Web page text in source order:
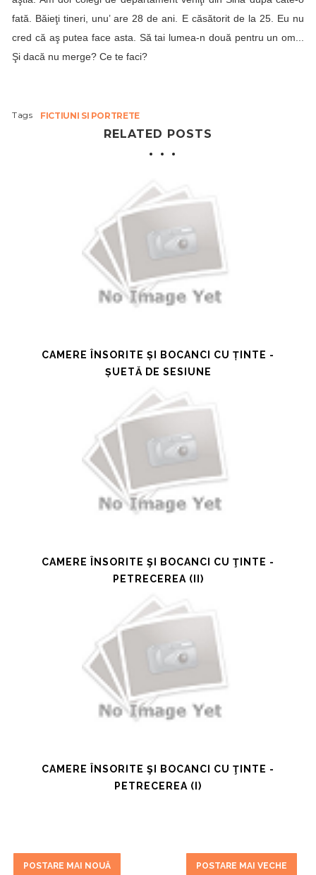
fată. Băieţi tineri, unu’ are 28 de ani. E căsătorit de la 25. Eu nu
cred că aş putea face asta. Să tai lumea-n două pentru un om...
Şi dacă nu merge? Ce te faci?
Tags FICTIUNI SI PORTRETE
RELATED POSTS
CAMERE ÎNSORITE ȘI BOCANCI CU ȚINTE -
ȘUETĂ DE SESIUNE
CAMERE ÎNSORITE ŞI BOCANCI CU ŢINTE -
PETRECEREA (II)
CAMERE ÎNSORITE ŞI BOCANCI CU ŢINTE -
PETRECEREA (I)
POSTARE MAI NOUĂ POSTARE MAI VECHE